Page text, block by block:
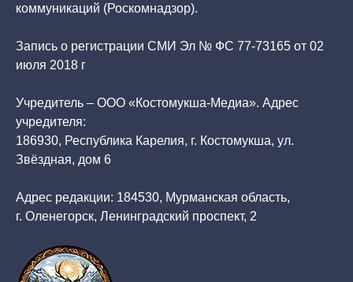
коммуникаций (Роскомнадзор).
Запись о регистрации СМИ Эл № ФС 77-73165 от 02
июля 2018 г
Учредитель – ООО «Костомукша-Медиа». Адрес
учредителя:
186930, Республика Карелия, г. Костомукша, ул.
Звёздная, дом 6
Адрес редакции: 184530, Мурманская область,
г. Оленегорск, Ленинградский проспект, 2